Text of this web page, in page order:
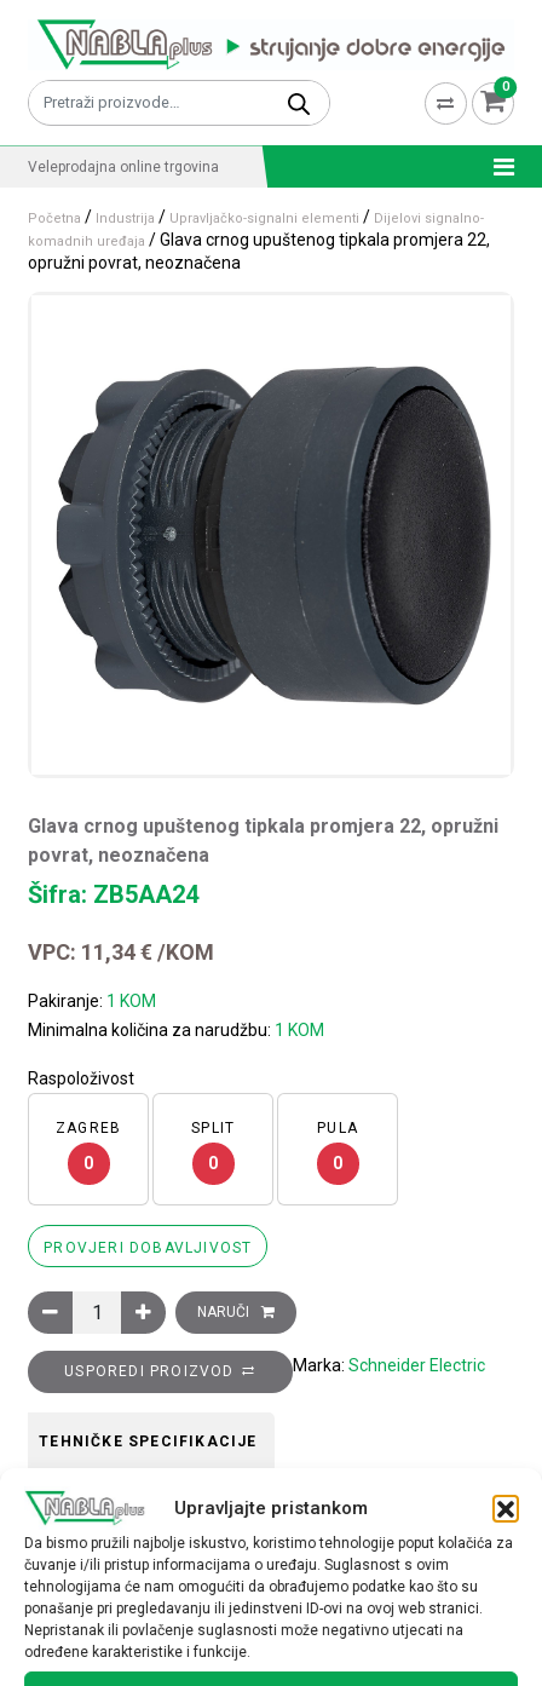
Upravljajte pristankom
Da bismo pružili najbolje iskustvo, koristimo tehnologije poput kolačića za
čuvanje i/ili pristup informacijama o uređaju. Suglasnost s ovim
tehnologijama će nam omogućiti da obrađujemo podatke kao što su
ponašanje pri pregledavanju ili jedinstveni ID-ovi na ovoj web stranici.
Nepristanak ili povlačenje suglasnosti može negativno utjecati na
određene karakteristike i funkcije.
Pretraži: 0
Veleprodajna online trgovina
Početna / Industrija / Upravljačko-signalni elementi / Dijelovi signalno-
komadnih uređaja / Glava crnog upuštenog tipkala promjera 22,
opružni povrat, neoznačena
Glava crnog upuštenog tipkala promjera 22, opružni
povrat, neoznačena
Šifra: ZB5AA24
VPC: 11,34€ /KOM
Pakiranje: 1 KOM
Minimalna količina za narudžbu: 1 KOM
Raspoloživost
ZAGREB
0
SPLIT
0
PULA
0
PROVJERI DOBAVLJIVOST
Glava crnog upuštenog tipkala promjera 22, opružni povrat,
NARUČI
USPOREDI PROIZVOD Marka: Schneider Electric
TEHNIČKE SPECIFIKACIJE
Boja
crna
Tip opreme
glava tipkala